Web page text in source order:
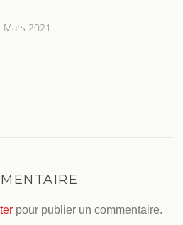
Mars 2021
pour publier un commentaire.